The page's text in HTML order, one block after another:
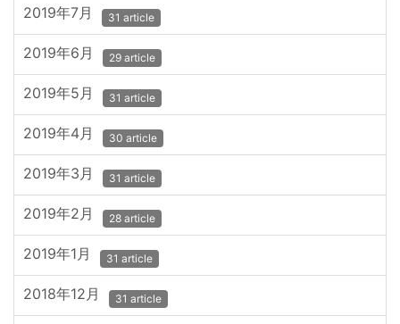
2019年7月 31 article
2019年6月 29 article
2019年5月 31 article
2019年4月 30 article
2019年3月 31 article
2019年2月 28 article
2019年1月 31 article
2018年12月 31 article